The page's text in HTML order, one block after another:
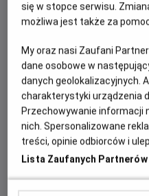
Kto zdobędzie legendarny
CENNIK
7 dni
do
LIVE STREAM
PREMIUM
43,90
się w stopce serwisu.
możliwa jest także za
My oraz nasi Zaufani
dane osobowe w
danych geolokalizacyjnych.
charakterystyki urządzenia
Przechowywanie informacji
nich. Spersonalizowane
treści, opinie odbiorców i
Lista Zaufanych Partnerów